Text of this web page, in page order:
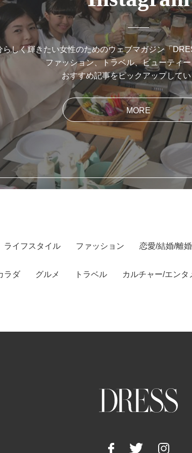
らしく輝きたい女性のためのウェブマガジン「
ファッション、トラベル、ビューティ
おすすめ記事をピックアップしてい
MORE
ライフスタイル ファッション 恋愛/結婚/離婚
ラダ グルメ トラベル カルチャー/エンタ